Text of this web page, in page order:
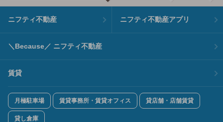
ニフティ不動産 ニフティ不動産アプリ
＼Because／ ニフティ不動産
賃貸
月極駐車場 賃貸事務所・賃貸オフィス 貸店舗・店舗賃貸
貸し倉庫